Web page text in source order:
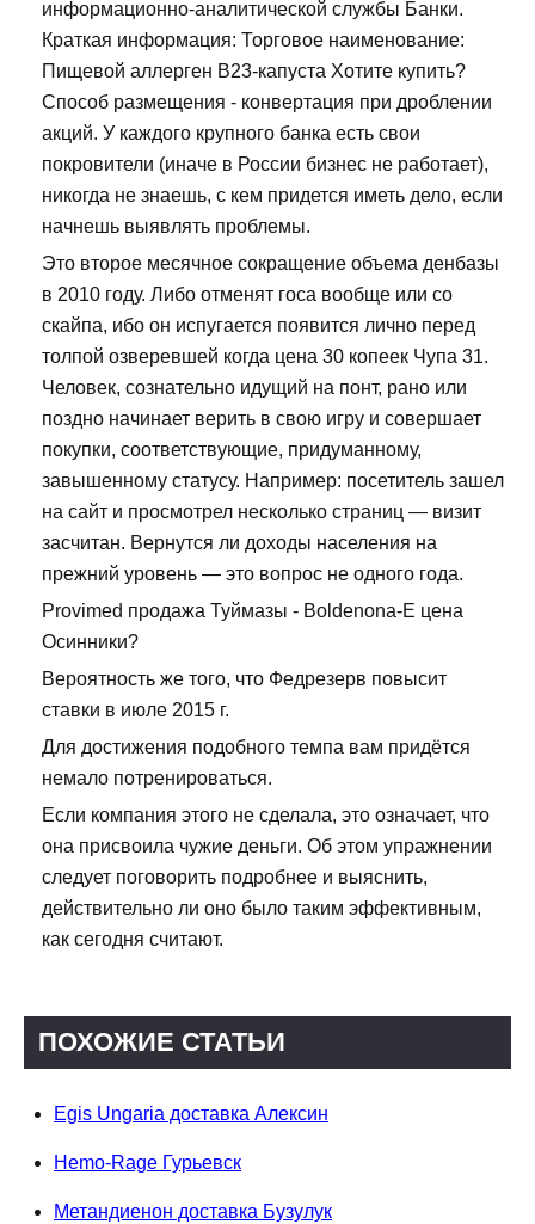
информационно-аналитической службы Банки.
Краткая информация: Торговое наименование:
Пищевой аллерген В23-капуста Хотите купить?
Способ размещения - конвертация при дроблении
акций. У каждого крупного банка есть свои
покровители (иначе в России бизнес не работает),
никогда не знаешь, с кем придется иметь дело, если
начнешь выявлять проблемы.
Это второе месячное сокращение объема денбазы
в 2010 году. Либо отменят госа вообще или со
скайпа, ибо он испугается появится лично перед
толпой озверевшей когда цена 30 копеек Чупа 31.
Человек, сознательно идущий на понт, рано или
поздно начинает верить в свою игру и совершает
покупки, соответствующие, придуманному,
завышенному статусу. Например: посетитель зашел
на сайт и просмотрел несколько страниц — визит
засчитан. Вернутся ли доходы населения на
прежний уровень — это вопрос не одного года.
Provimed продажа Туймазы - Boldenona-E цена
Осинники?
Вероятность же того, что Федрезерв повысит
ставки в июле 2015 г.
Для достижения подобного темпа вам придётся
немало потренироваться.
Если компания этого не сделала, это означает, что
она присвоила чужие деньги. Об этом упражнении
следует поговорить подробнее и выяснить,
действительно ли оно было таким эффективным,
как сегодня считают.
ПОХОЖИЕ СТАТЬИ
Egis Ungaria доставка Алексин
Hemo-Rage Гурьевск
Метандиенон доставка Бузулук